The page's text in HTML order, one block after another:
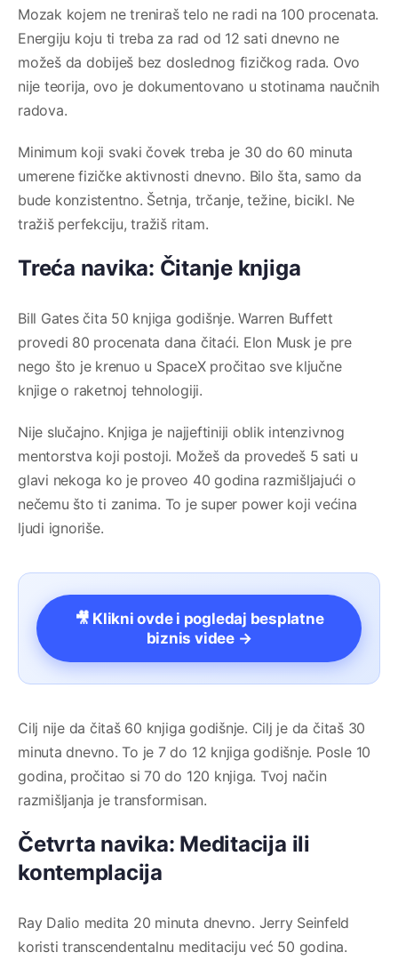
Mozak kojem ne treniraš telo ne radi na 100 procenata.
Energiju koju ti treba za rad od 12 sati dnevno ne
možeš da dobiješ bez doslednog fizičkog rada. Ovo
nije teorija, ovo je dokumentovano u stotinama naučnih
radova.
Minimum koji svaki čovek treba je 30 do 60 minuta
umerene fizičke aktivnosti dnevno. Bilo šta, samo da
bude konzistentno. Šetnja, trčanje, težine, bicikl. Ne
tražiš perfekciju, tražiš ritam.
Treća navika: Čitanje knjiga
Bill Gates čita 50 knjiga godišnje. Warren Buffett
provedi 80 procenata dana čitaći. Elon Musk je pre
nego što je krenuo u SpaceX pročitao sve ključne
knjige o raketnoj tehnologiji.
Nije slučajno. Knjiga je najjeftiniji oblik intenzivnog
mentorstva koji postoji. Možeš da provedeš 5 sati u
glavi nekoga ko je proveo 40 godina razmišljajući o
nečemu što ti zanima. To je super power koji većina
ljudi ignoriše.
🎥 Klikni ovde i pogledaj besplatne
biznis videe →
Cilj nije da čitaš 60 knjiga godišnje. Cilj je da čitaš 30
minuta dnevno. To je 7 do 12 knjiga godišnje. Posle 10
godina, pročitao si 70 do 120 knjiga. Tvoj način
razmišljanja je transformisan.
Četvrta navika: Meditacija ili
kontemplacija
Ray Dalio medita 20 minuta dnevno. Jerry Seinfeld
koristi transcendentalnu meditaciju već 50 godina.